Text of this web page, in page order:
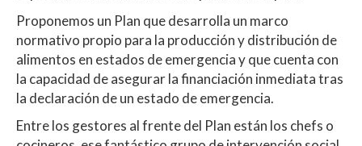
Proponemos un Plan que desarrolla un marco
normativo propio para la producción y distribución de
alimentos en estados de emergencia y que cuenta con
la capacidad de asegurar la financiación inmediata tras
la declaración de un estado de emergencia.
Entre los gestores al frente del Plan están los chefs o